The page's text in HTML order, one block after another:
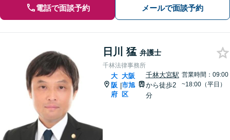
電話で面談予約 メールで面談予約
日川 猛 弁護士
千林法律事務所
大
阪
府
|
大阪
市旭
区
千林大宮駅
から徒歩2
分
営業時間：09:00
~18:00（平日）